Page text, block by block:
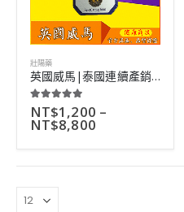
壯陽藥
英國威馬|泰國連續產銷第一|全天然成分|無副作用|10粒
5.00 out of 5
NT$1,200 –
NT$8,800